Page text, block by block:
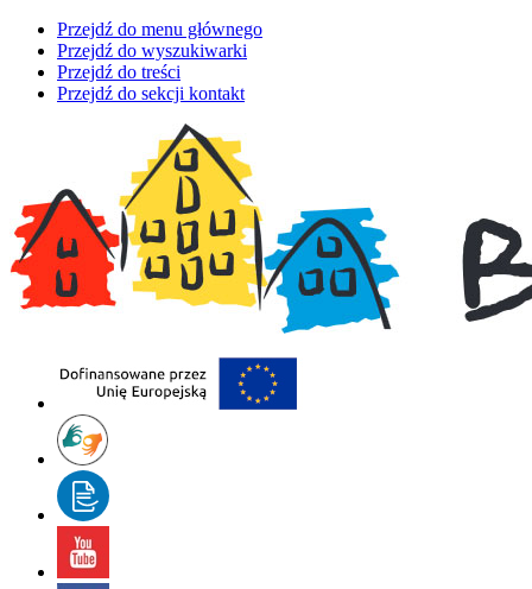
Przejdź do menu głównego
Przejdź do wyszukiwarki
Przejdź do treści
Przejdź do sekcji kontakt